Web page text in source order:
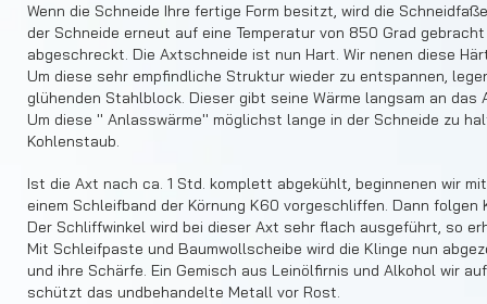
Wenn die Schneide Ihre fertige Form besitzt, wird die
der Schneide erneut auf eine Temperatur von 850 Grad
abgeschreckt. Die Axtschneide ist nun Hart. Wir nenen diese
Um diese sehr empfindliche Struktur wieder zu entspannen,
glühenden Stahlblock. Dieser gibt seine Wärme langsam an
Um diese '' Anlasswärme'' möglichst lange in der Schneide zu
Kohlenstaub.
Ist die Axt nach ca. 1 Std. komplett abgekühlt, beginnenen wir
einem Schleifband der Körnung K60 vorgeschliffen. Dann folgen
Der Schliffwinkel wird bei dieser Axt sehr flach ausgeführt, so
Mit Schleifpaste und Baumwollscheibe wird die Klinge nun
und ihre Schärfe. Ein Gemisch aus Leinölfirnis und Alkohol wir
schützt das undbehandelte Metall vor Rost.